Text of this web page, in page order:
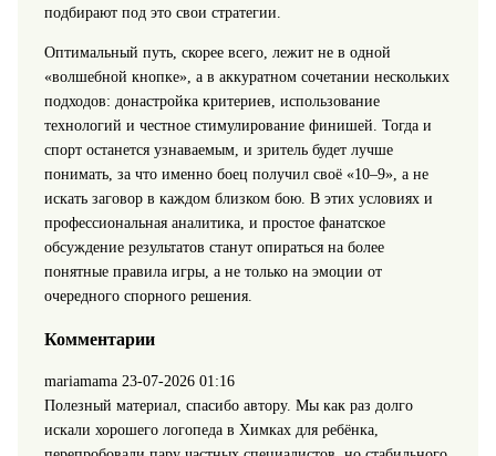
подбирают под это свои стратегии.
Оптимальный путь, скорее всего, лежит не в одной
«волшебной кнопке», а в аккуратном сочетании нескольких
подходов: донастройка критериев, использование
технологий и честное стимулирование финишей. Тогда и
спорт останется узнаваемым, и зритель будет лучше
понимать, за что именно боец получил своё «10–9», а не
искать заговор в каждом близком бою. В этих условиях и
профессиональная аналитика, и простое фанатское
обсуждение результатов станут опираться на более
понятные правила игры, а не только на эмоции от
очередного спорного решения.
Комментарии
mariamama 23-07-2026 01:16
Полезный материал, спасибо автору. Мы как раз долго
искали хорошего логопеда в Химках для ребёнка,